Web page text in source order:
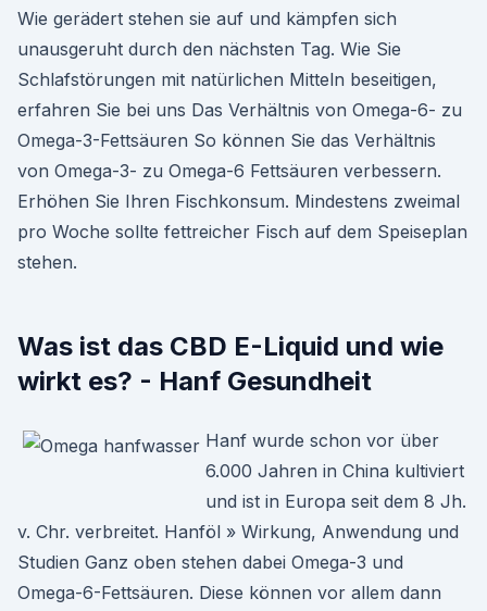
Wie gerädert stehen sie auf und kämpfen sich
unausgeruht durch den nächsten Tag. Wie Sie
Schlafstörungen mit natürlichen Mitteln beseitigen,
erfahren Sie bei uns Das Verhältnis von Omega-6- zu
Omega-3-Fettsäuren So können Sie das Verhältnis
von Omega-3- zu Omega-6 Fettsäuren verbessern.
Erhöhen Sie Ihren Fischkonsum. Mindestens zweimal
pro Woche sollte fettreicher Fisch auf dem Speiseplan
stehen.
Was ist das CBD E-Liquid und wie
wirkt es? - Hanf Gesundheit
Hanf wurde schon vor über
6.000 Jahren in China kultiviert
und ist in Europa seit dem 8 Jh.
v. Chr. verbreitet. Hanföl » Wirkung, Anwendung und
Studien Ganz oben stehen dabei Omega-3 und
Omega-6-Fettsäuren. Diese können vor allem dann